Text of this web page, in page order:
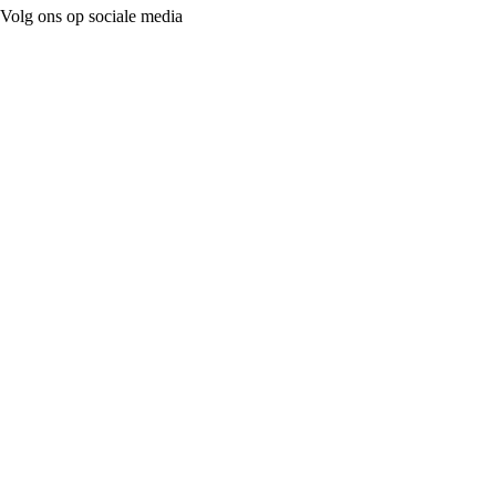
Volg ons op sociale media